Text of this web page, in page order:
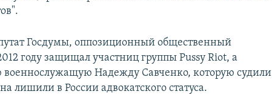
Госдумы, оппозиционный общественный
году защищал участниц группы Pussy Riot, а
военнослужащую Надежду Савченко, которую судили
лишили в России адвокатского статуса.